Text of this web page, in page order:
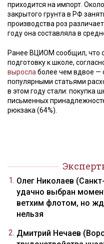
приходится на импорт.
закрытого грунта в РФ
производства роз
году она составляла в
Ранее ВЦИОМ сообщил, что
подготовку к школе,
выросла более чем вдвое —
популярными статьями
в этом году стали: покупка
письменных
рюкзака (64%).
Олег Николаев
удачно выбран
ветхим флотом, но
нельзя
Дмитрий Нечаев